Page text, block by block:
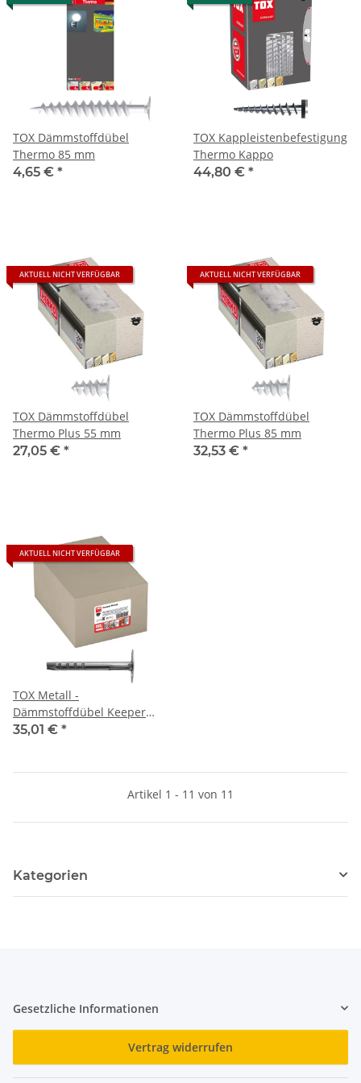
TOX Dämmstoffdübel
Thermo 85 mm
4,65 € *
TOX Kappleistenbefestigung
Thermo Kappo
44,80 € *
AKTUELL NICHT VERFÜGBAR
TOX Dämmstoffdübel
Thermo Plus 55 mm
27,05 € *
AKTUELL NICHT VERFÜGBAR
TOX Dämmstoffdübel
Thermo Plus 85 mm
32,53 € *
AKTUELL NICHT VERFÜGBAR
TOX Metall -
Dämmstoffdübel Keeper
Metal 8x90 mm
35,01 € *
Artikel 1 - 11 von 11
Kategorien
Gesetzliche Informationen
Vertrag widerrufen